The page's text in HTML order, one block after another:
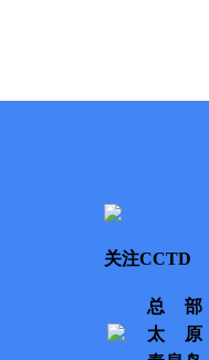
关注CCTD
总部
太原